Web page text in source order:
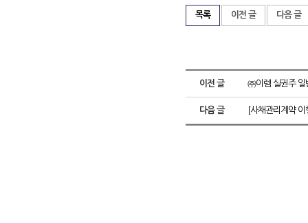
목록 이전 글 다음 글
이전 글 ㈜이렘 실권주 일
다음 글 [사채관리계약